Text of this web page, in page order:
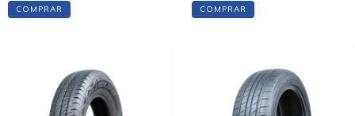
COMPRAR COMPRAR